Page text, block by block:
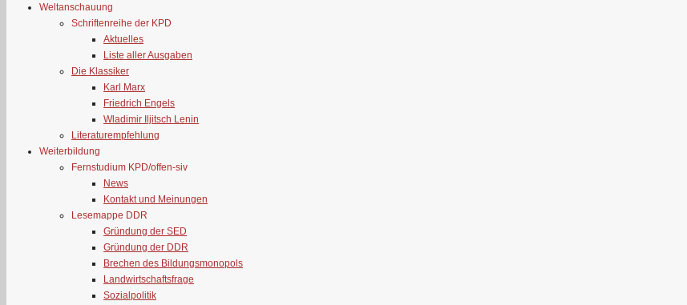
Weltanschauung
Schriftenreihe der KPD
Aktuelles
Liste aller Ausgaben
Die Klassiker
Karl Marx
Friedrich Engels
Wladimir Iljitsch Lenin
Literaturempfehlung
Weiterbildung
Fernstudium KPD/offen-siv
News
Kontakt und Meinungen
Lesemappe DDR
Gründung der SED
Gründung der DDR
Brechen des Bildungsmonopols
Landwirtschaftsfrage
Sozialpolitik